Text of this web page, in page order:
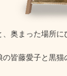
奥まった場所に
皆藤愛子と黒猫